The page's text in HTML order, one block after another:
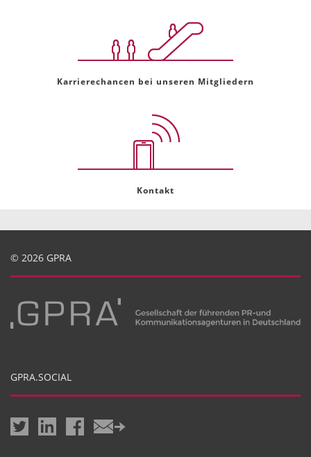
Karrierechancen bei unseren Mitgliedern
Kontakt
© 2026 GPRA
GPRA.SOCIAL